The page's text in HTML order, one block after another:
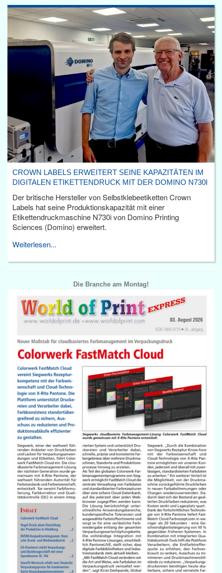
CROWN LABELS ERWEITERT SEINE KAPAZITÄTEN IM
DIGITALEN ETIKETTENDRUCK MIT DER DOMINO N730I
Der britische Hersteller von Selbstklebeetiketten Crown
Labels hat seine Produktionskapazität mit einer
Etikettendruckmaschine N730i von Domino Printing
Sciences (Domino) erweitert.
Weiterlesen...
Die Branche am Montag!